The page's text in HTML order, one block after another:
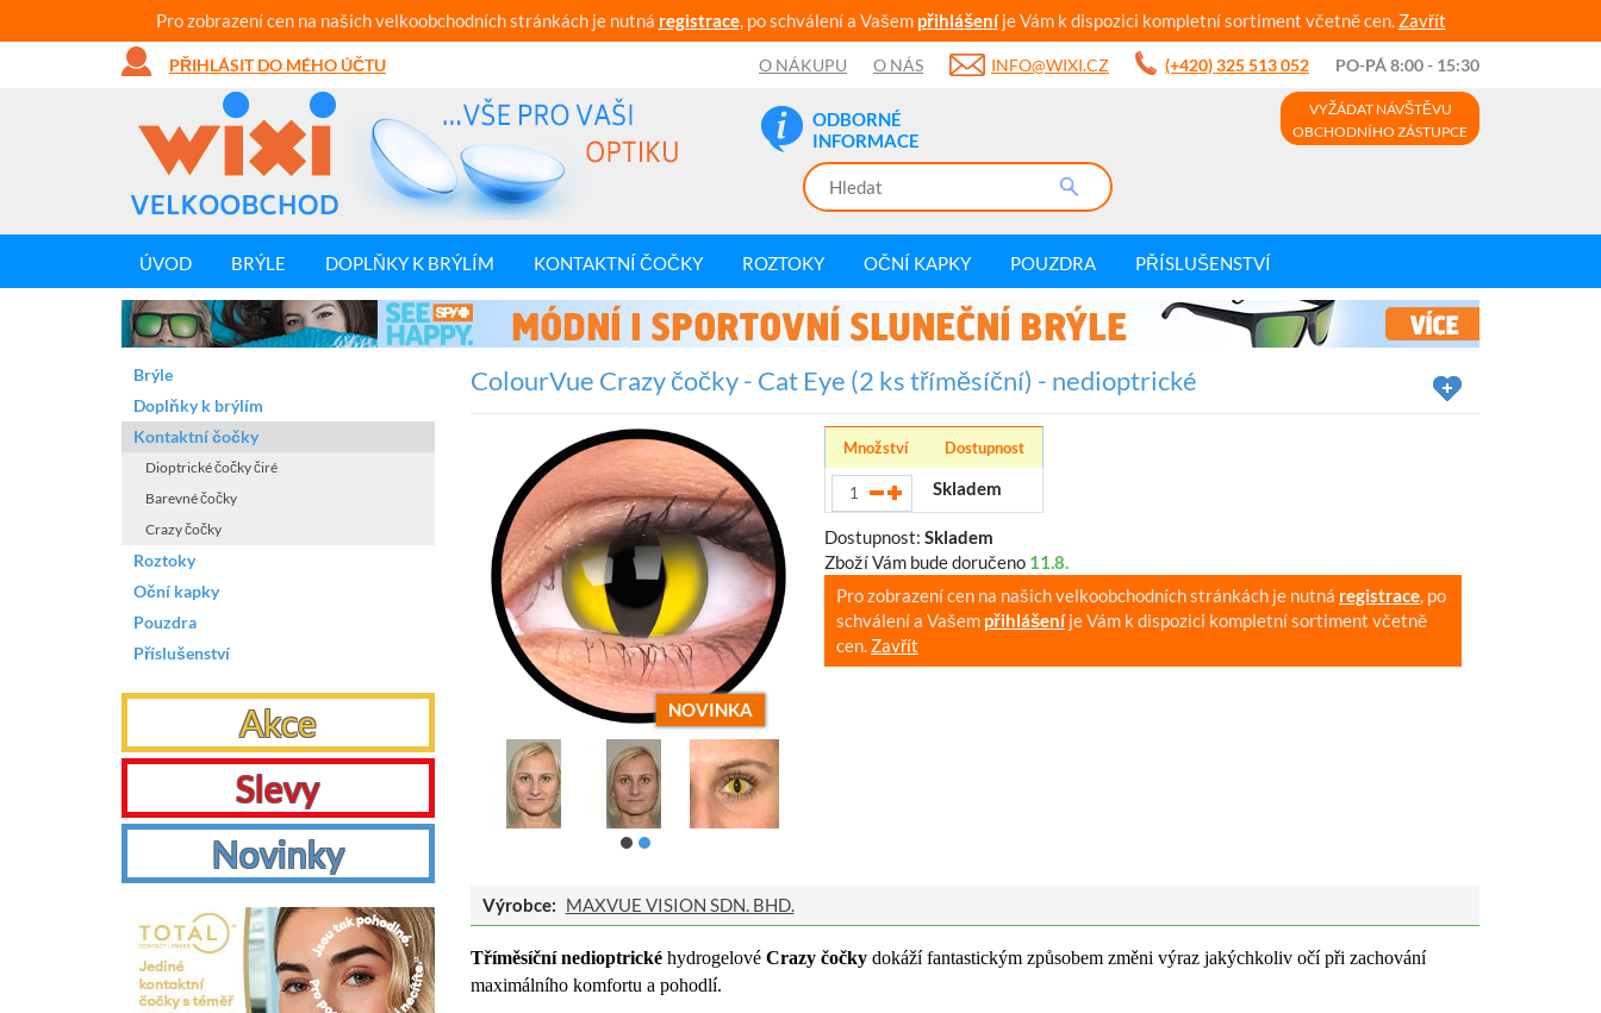
Pro zobrazení cen na našich velkoobchodních stránkách je nutná registrace, po schválení a Vašem přihlášeníje Vám k dispozici kompletní sortiment včetně cen. Zavřít
PŘIHLÁSIT DO MÉHO ÚČTU O NÁKUPU O NÁS INFO@WIXI.CZ (+420) 325 513 052 PO-PÁ 8:00 - 15:30
ODBORNÉ
INFORMACE
VYŽÁDAT NÁVŠTĚVU
OBCHODNÍHO ZÁSTUPCE
ÚVOD BRÝLE DOPLŇKY K BRÝLÍM KONTAKTNÍ ČOČKY ROZTOKY OČNÍ KAPKY POUZDRA PŘÍSLUŠENSTVÍ
ColourVue Crazy čočky - Cat Eye (2 ks tříměsíční) - nedioptrické
NOVINKA
Množství Dostupnost
Skladem
Dostupnost: Skladem
Zboží Vám bude doručeno 11.8.
Pro zobrazení cen na našich velkoobchodních stránkách je nutná registrace, po
schválení a Vašem přihlášeníje Vám k dispozici kompletní sortiment včetně
cen. Zavřít
Výrobce: MAXVUE VISION SDN. BHD.
Tříměsíční nedioptrickéhydrogelové Crazy čočkydokáží fantastickým způsobem změni výraz jakýchkoliv očí při zachování
maximálního komfortu a pohodlí.
Brýle
Doplňky k brýlím
Kontaktní čočky
Dioptrické čočky čiré
Barevné čočky
Crazy čočky
Roztoky
Oční kapky
Pouzdra
Příslušenství
Akce
Slevy
Novinky